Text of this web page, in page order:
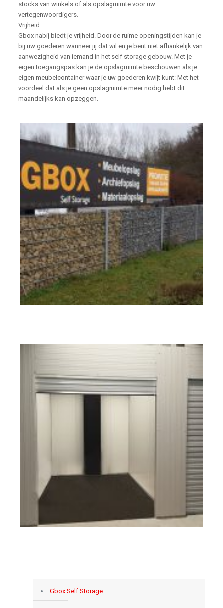
stocks van winkels of als opslagruimte voor uw
vertegenwoordigers.
Vrijheid
Gbox nabij biedt je vrijheid. Door de ruime openingstijden kan je
bij uw goederen wanneer jij dat wil en je bent niet afhankelijk van
aanwezigheid van iemand in het self storage gebouw. Met je
eigen toegangspas kan je de opslagruimte beschouwen als je
eigen meubelcontainer waar je uw goederen kwijt kunt: Met het
voordeel dat als je geen opslagruimte meer nodig hebt dit
maandelijks kan opzeggen.
Gbox Self Storage